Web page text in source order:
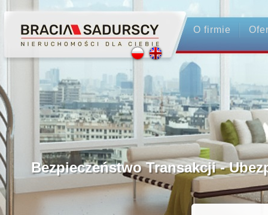
O firmie
Profesjonalne Pośrednictwo
Bezpieczeństwo Transakcji -
Licencjonowani Pośrednicy